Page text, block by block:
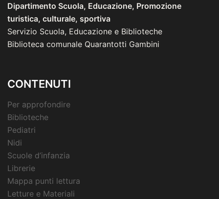
Dipartimento Scuola, Educazione, Promozione
turistica, culturale, sportiva
Servizio Scuola, Educazione e Biblioteche
Biblioteca comunale Quarantotti Gambini
CONTENUTI
Per approfondire
Biblioteche
Pediatri
Nidi
Scuole d’infanzia
Librerie
Mappa punti lettura
Letture e Materiali